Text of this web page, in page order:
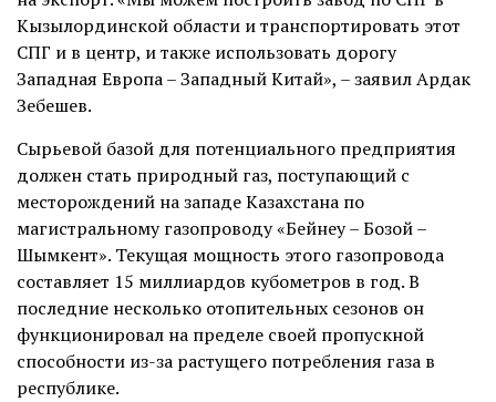
Кызылординской области и транспортировать этот
СПГ и в центр, и также использовать дорогу
Западная Европа – Западный Китай», – заявил Ардак
Зебешев.
Сырьевой базой для потенциального предприятия
должен стать природный газ, поступающий с
месторождений на западе Казахстана по
магистральному газопроводу «Бейнеу – Бозой –
Шымкент». Текущая мощность этого газопровода
составляет 15 миллиардов кубометров в год. В
последние несколько отопительных сезонов он
функционировал на пределе своей пропускной
способности из-за растущего потребления газа в
республике.